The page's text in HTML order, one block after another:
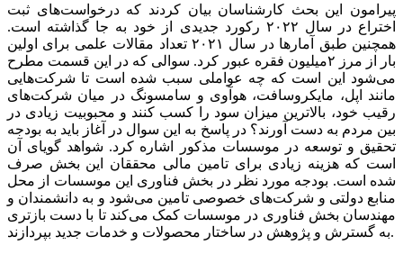
پیرامون این بحث کارشناسان بیان کردند که درخواست‌‌‌های ثبت
اختراع در سال ۲۰۲۲ رکورد جدیدی از خود به جا گذاشته است.
همچنین طبق آمارها در سال ۲۰۲۱ تعداد مقالات علمی برای اولین
بار از مرز ۲میلیون فقره عبور کرد. سوالی که در این قسمت مطرح
می‌شود این است که چه عواملی سبب شده است تا شرکت‌هایی
مانند اپل، مایکروسافت، هوآوی و سامسونگ در میان شرکت‌های
رقیب خود، بالاترین میزان سود را کسب کنند و محبوبیت زیادی در
بین مردم به دست آورند؟ در پاسخ به این سوال در آغاز باید به بودجه
تحقیق و توسعه در موسسات مذکور اشاره کرد. شواهد گویای آن
است که هزینه زیادی برای تامین مالی محققان این بخش صرف
شده است. بودجه مورد نظر در بخش فناوری این موسسات از محل
منابع دولتی و شرکت‌های خصوصی تامین می‌شود و به دانشمندان و
مهندسان بخش فناوری در موسسات کمک می‌کند تا با دست بازتری
به گسترش و پژوهش در ساختار محصولات و خدمات جدید بپردازند.